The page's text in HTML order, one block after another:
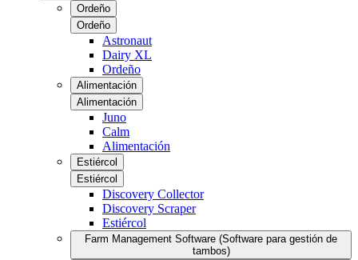
Ordeño
Ordeño
Astronaut
Dairy XL
Ordeño
Alimentación
Alimentación
Juno
Calm
Alimentación
Estiércol
Estiércol
Discovery Collector
Discovery Scraper
Estiércol
Farm Management Software (Software para gestión de
tambos)